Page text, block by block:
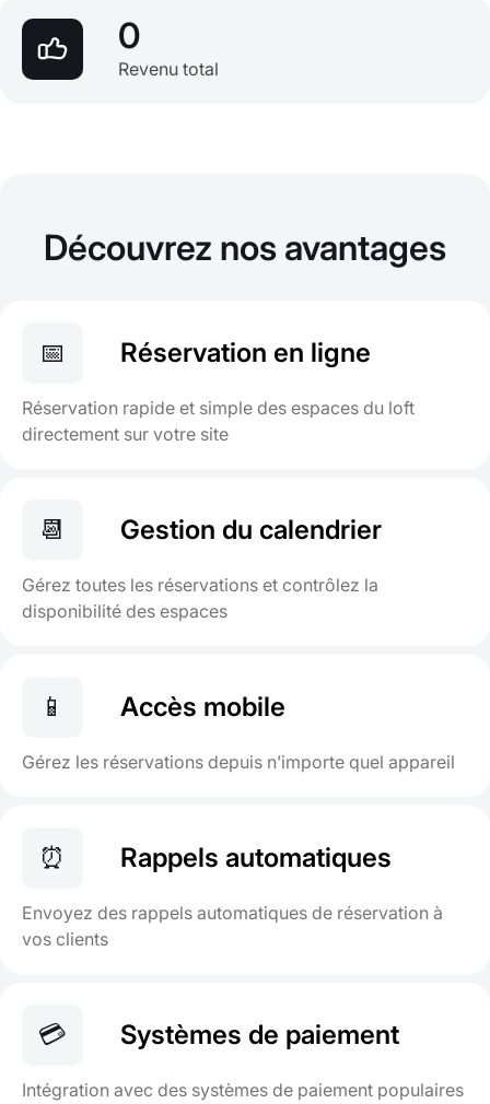
0
Revenu total
Découvrez nos avantages
📅 Réservation en ligne
Réservation rapide et simple des espaces du loft
directement sur votre site
📆 Gestion du calendrier
Gérez toutes les réservations et contrôlez la
disponibilité des espaces
📱 Accès mobile
Gérez les réservations depuis n’importe quel appareil
⏰ Rappels automatiques
Envoyez des rappels automatiques de réservation à
vos clients
💳 Systèmes de paiement
Intégration avec des systèmes de paiement populaires